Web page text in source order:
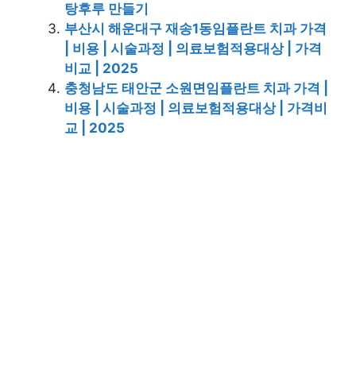
탕후루 만들기
부산시 해운대구 재송1동임플란트 치과 가격
| 비용 | 시술과정 | 의료보험적용대상 | 가격
비교 | 2025
충청남도 태안군 소원면임플란트 치과 가격 |
비용 | 시술과정 | 의료보험적용대상 | 가격비
교 | 2025